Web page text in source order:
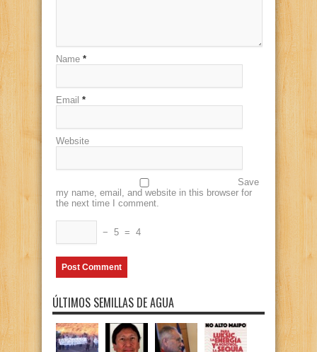
Name *
Email *
Website
Save
my name, email, and website in this browser for
the next time I comment.
− 5 = 4
ÚLTIMOS SEMILLAS DE AGUA